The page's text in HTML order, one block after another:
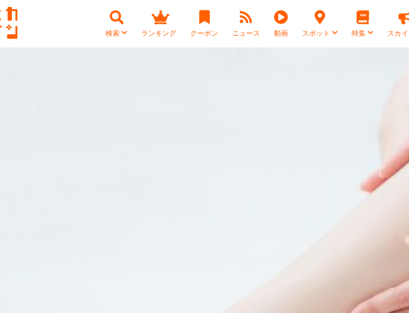
検索 ランキング クーポン ニュース 動画 スポット 特集 スカ